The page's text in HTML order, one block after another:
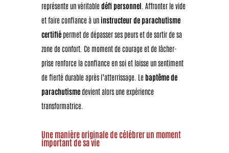
représente un véritable défi personnel . Affronter le vide
et faire confiance à un instructeur de parachutisme
certifiépermet de dépasser ses peurs et de sortir de sa
zone de confort. Ce moment de courage et de lâcher-
prise renforce la confiance en soi et laisse un sentiment
de fierté durable après l’atterrissage. Le baptême de
parachutismedevient alors une expérience
transformatrice.
Une manière originale de célébrer un moment
important de sa vie